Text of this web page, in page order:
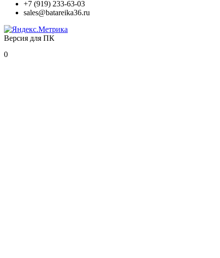
+7 (919) 233-63-03
sales@batareika36.ru
Версия для ПК
0